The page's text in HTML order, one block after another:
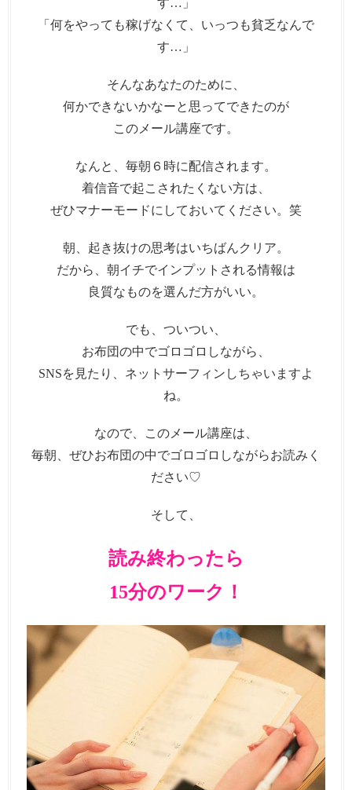
す…」
「何をやっても稼げなくて、いっつも貧乏なんで
す…」
そんなあなたのために、
何かできないかなーと思ってできたのが
このメール講座です。
なんと、毎朝６時に配信されます。
着信音で起こされたくない方は、
ぜひマナーモードにしておいてください。笑
朝、起き抜けの思考はいちばんクリア。
だから、朝イチでインプットされる情報は
良質なものを選んだ方がいい。
でも、ついつい、
お布団の中でゴロゴロしながら、
SNSを見たり、ネットサーフィンしちゃいますよ
ね。
なので、このメール講座は、
毎朝、ぜひお布団の中でゴロゴロしながらお読みく
ださい♡
そして、
読み終わったら
15分のワーク！